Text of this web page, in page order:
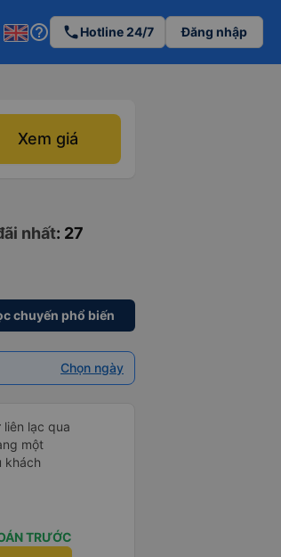
help_outline phoneHotline 24/7 Đăng nhập
Xem giá
nhất: 27
chuyến phổ biến
Chọn ngày
một
khách
TRƯỚC